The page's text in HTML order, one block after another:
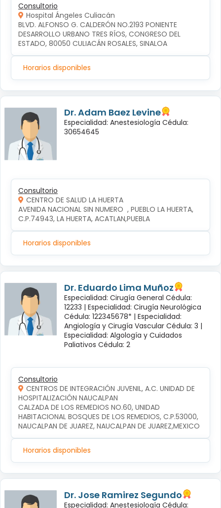
Consultorio
Hospital Ángeles Culiacán
BLVD. ALFONSO G. CALDERÓN NO.2193 PONIENTE
DESARROLLO URBANO TRES RÍOS, CONGRESO DEL
ESTADO, 80050 CULIACÁN ROSALES, SINALOA
Horarios disponibles
Dr. Adam Baez Levine
Especialidad: Anestesiología Cédula:
30654645
Consultorio
CENTRO DE SALUD LA HUERTA
AVENIDA NACIONAL SIN NUMERO  , PUEBLO LA HUERTA,
C.P.74943, LA HUERTA, ACATLAN,PUEBLA
Horarios disponibles
Dr. Eduardo Lima Muñoz
Especialidad: Cirugía General Cédula:
12233 | Especialidad: Cirugía Neurológica
Cédula: 122345678* | Especialidad:
Angiología y Cirugía Vascular Cédula: 3 |
Especialidad: Algología y Cuidados
Paliativos Cédula: 2
Consultorio
CENTROS DE INTEGRACIÓN JUVENIL, A.C. UNIDAD DE
HOSPITALIZACIÓN NAUCALPAN
CALZADA DE LOS REMEDIOS NO.60, UNIDAD
HABITACIONAL BOSQUES DE LOS REMEDIOS, C.P.53000,
NAUCALPAN DE JUAREZ, NAUCALPAN DE JUAREZ,MEXICO
Horarios disponibles
Dr. Jose Ramirez Segundo
Especialidad: Anestesiología Cédula: